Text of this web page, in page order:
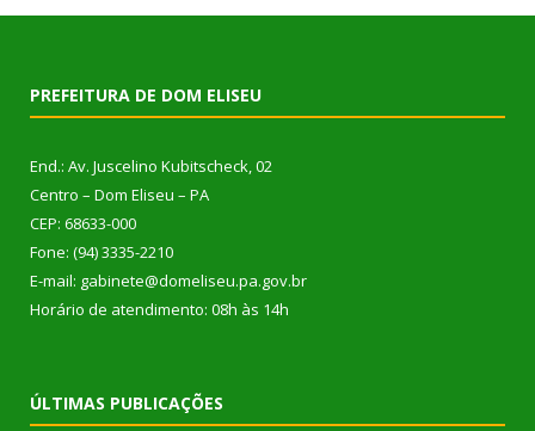
PREFEITURA DE DOM ELISEU
End.: Av. Juscelino Kubitscheck, 02
Centro – Dom Eliseu – PA
CEP: 68633-000
Fone: (94) 3335-2210
E-mail: gabinete@domeliseu.pa.gov.br
Horário de atendimento: 08h às 14h
ÚLTIMAS PUBLICAÇÕES